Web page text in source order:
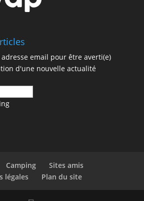
email pour être averti(e)
d'une nouvelle actualité
Camping
Sites amis
légales
Plan du site